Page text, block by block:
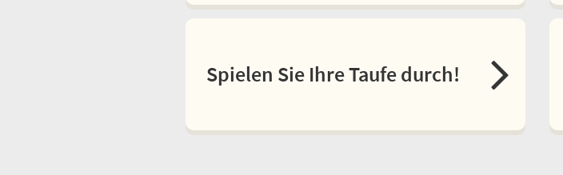
Spielen Sie Ihre Taufe durch!